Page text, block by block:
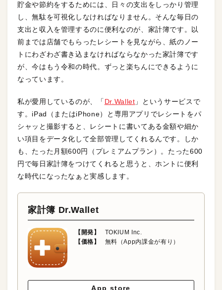
貯金や節約をするためには、日々の支出をしっかり管理
し、無駄を可視化しなければなりません。そんな毎日の
支出と収入を管理するのに便利なのが、家計簿です。以
前までは店舗でもらったレシートを見ながら、紙のノー
トにわざわざ書き込まなければならなかった家計簿です
が、今はもう令和の時代。ずっと楽ちんにできるように
なっています。
私が愛用しているのが、「 Dr.Wallet 」というサービスで
す。iPad（またはiPhone）と専用アプリでレシートをパ
シャッと撮影すると、レシートに書いてある金額や細か
い項目をデータ化して全部管理してくれるんです。しか
も、たった月額600円（プレミアムプラン）。たった600
円で毎日家計簿をつけてくれると思うと、ホントに便利
な時代になったなぁと実感します。
家計簿 Dr.Wallet
【開発】
TOKIUM Inc.
【価格】
無料（App内課金が有り）
App store